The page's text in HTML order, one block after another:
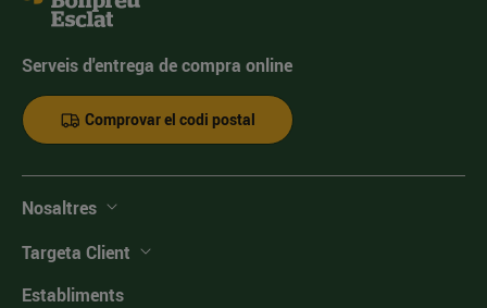
Serveis d'entrega de compra online
Comprovar el codi postal
Nosaltres
Targeta Client
Establiments